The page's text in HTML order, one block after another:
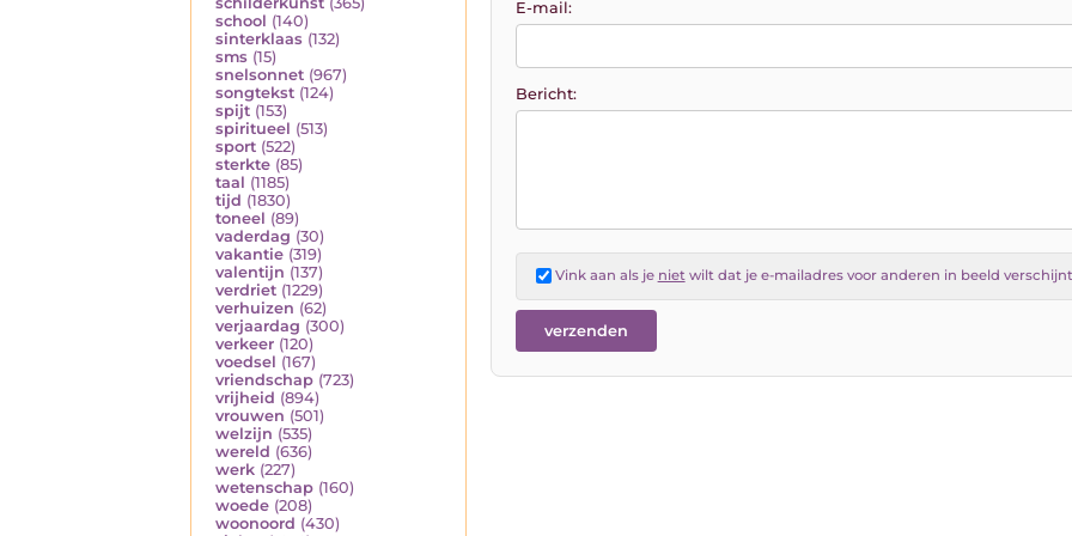
school (140)
sinterklaas (132)
sms (15)
snelsonnet (967)
songtekst (124)
spijt (153)
spiritueel (513)
sport (522)
sterkte (85)
taal (1185)
tijd (1830)
toneel (89)
vaderdag (30)
vakantie (319)
valentijn (137)
verdriet (1229)
verhuizen (62)
verjaardag (300)
verkeer (120)
voedsel (167)
vriendschap (723)
vrijheid (894)
vrouwen (501)
welzijn (535)
wereld (636)
werk (227)
wetenschap (160)
woede (208)
woonoord (430)
E-mail:
Bericht:
Vink aan als je niet wilt dat je e-mailadres voor anderen in beeld verschijnt